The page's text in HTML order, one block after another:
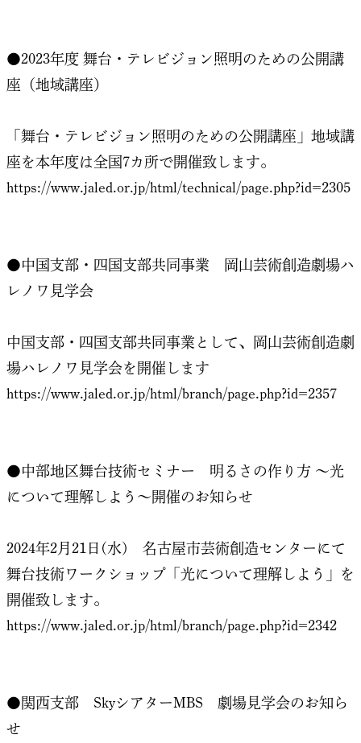
●2023年度 舞台・テレビジョン照明のための公開講
座（地域講座）
「舞台・テレビジョン照明のための公開講座」地域講
座を本年度は全国7カ所で開催致します。
https://www.jaled.or.jp/html/technical/page.php?id=2305
●中国支部・四国支部共同事業 岡山芸術創造劇場ハ
レノワ見学会
中国支部・四国支部共同事業として、岡山芸術創造劇
場ハレノワ見学会を開催します
https://www.jaled.or.jp/html/branch/page.php?id=2357
●中部地区舞台技術セミナー 明るさの作り方 ～光
について理解しよう～開催のお知らせ
2024年2月21日(水) 名古屋市芸術創造センターにて
舞台技術ワークショップ「光について理解しよう」を
開催致します。
https://www.jaled.or.jp/html/branch/page.php?id=2342
●関西支部 SkyシアターMBS 劇場見学会のお知ら
せ